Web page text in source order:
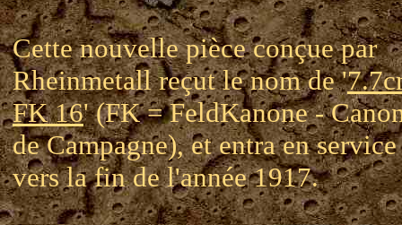
Cette nouvelle pièce conçue par
Rheinmetall reçut le nom de '
FK 16' (FK = FeldKanone -
de Campagne), et entra en service
vers la fin de l'année 1917.